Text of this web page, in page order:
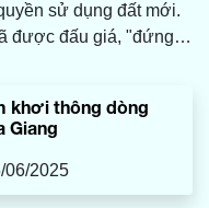
sử dụng đất mới.
được đấu giá, "đứng
khơi thông dòng
Giang
06/2025